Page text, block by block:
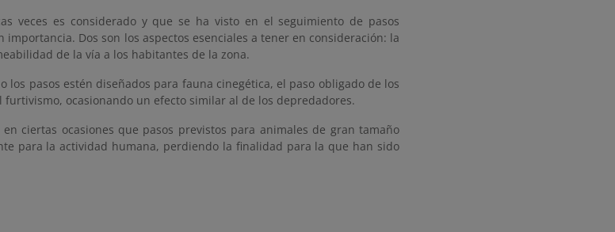
veces es considerado y que se ha visto en el seguimiento de pasos
Dos son los aspectos esenciales a tener en consideración: la
de la vía a los habitantes de la zona.
los pasos estén diseñados para fauna cinegética, el paso obligado de los
ocasionando un efecto similar al de los depredadores.
ciertas ocasiones que pasos previstos para animales de gran tamaño
para la actividad humana, perdiendo la finalidad para la que han sido